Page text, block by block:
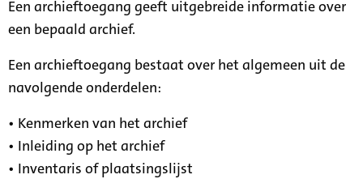
Een archieftoegang geeft uitgebreide informatie over
een bepaald archief.
Een archieftoegang bestaat over het algemeen uit de
navolgende onderdelen:
• Kenmerken van het archief
• Inleiding op het archief
• Inventaris of plaatsingslijst